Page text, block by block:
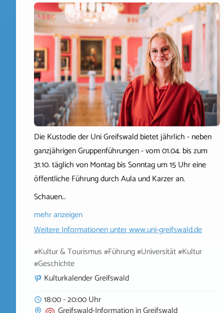
Die Kustodie der Uni Greifswald bietet jährlich - neben
ganzjährigen Gruppenführungen - vom 01.04. bis zum
31.10. täglich von Montag bis Sonntag um 15 Uhr eine
öffentliche Führung durch Aula und Karzer an.
Schauen…
mehr anzeigen
Weitere Informationen unterwww.uni-greifswald.de
#Kultur & Tourismus #Führung #Universität #Kultur
#Geschichte
Kulturkalender Greifswald
18:00 - 20:00 Uhr